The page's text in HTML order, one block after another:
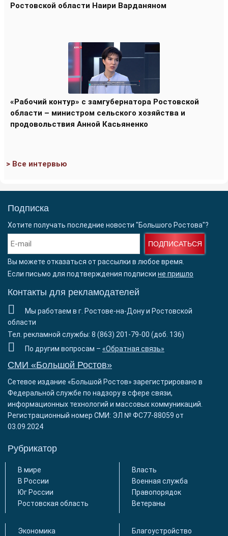
Ростовской области Наири Варданяном
«Рабочий контур» с замгубернатора Ростовской
области – министром сельского хозяйства и
продовольствия Анной Касьяненко
> Все интервью
Подписка
Хотите получать последние новости "Большого Ростова"?
ПОДПИСАТЬСЯ
Вы можете отказаться от рассылки в любое время.
Если письмо для подтверждения подписки не пришло
Контакты для рекламодателей
Мы работаем в г. Ростове-на-Дону и Ростовской
области
Тел. рекламной службы: 8 (863) 201-79-00 (доб. 136)
По другим вопросам – «Обратная связь»
СМИ «Большой Ростов»
Сетевое издание «Большой Ростов» зарегистрировано в
Федеральной службе по надзору в сфере связи,
информационных технологий и массовых коммуникаций.
Регистрационный номер СМИ: ЭЛ № ФС77-88059 от
03.09.2024
Рубрикатор
В мире
В России
Юг России
Ростовская область
Власть
Военная служба
Правопорядок
Ветераны
Экономика
Благоустройство